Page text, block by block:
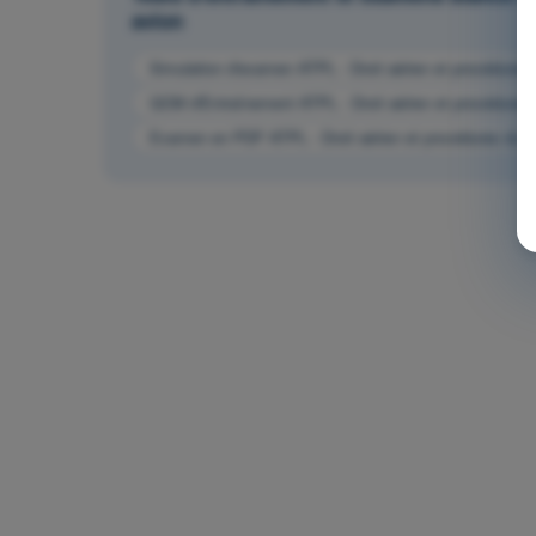
avion
Simulation d'examen ATPL - Droit aérien et
QCM d'Entraînement ATPL - Droit aérien et
Examen en PDF ATPL - Droit aérien et procédures du